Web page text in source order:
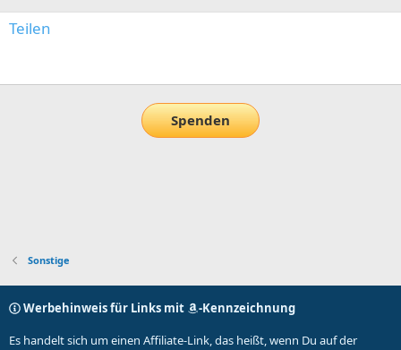
Teilen
Spenden
Sonstige
Werbehinweis für Links mit
-Kennzeichnung
Es handelt sich um einen Affiliate-Link, das heißt, wenn Du auf der